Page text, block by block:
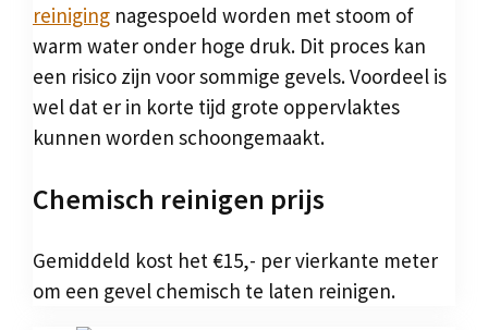
reiniging nagespoeld worden met stoom of
warm water onder hoge druk. Dit proces kan
een risico zijn voor sommige gevels. Voordeel is
wel dat er in korte tijd grote oppervlaktes
kunnen worden schoongemaakt.
Chemisch reinigen prijs
Gemiddeld kost het €15,- per vierkante meter
om een gevel chemisch te laten reinigen.